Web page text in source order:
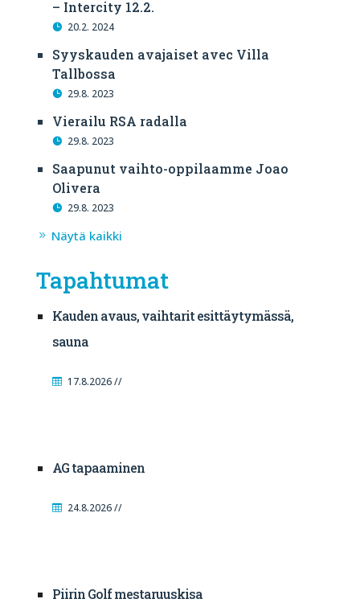
– Intercity 12.2.
20.2. 2024
Syyskauden avajaiset avec Villa
Tallbossa
29.8. 2023
Vierailu RSA radalla
29.8. 2023
Saapunut vaihto-oppilaamme Joao
Olivera
29.8. 2023
Näytä kaikki
Tapahtumat
Kauden avaus, vaihtarit esittäytymässä,
sauna
17.8.2026 //
AG tapaaminen
24.8.2026 //
Piirin Golf mestaruuskisa